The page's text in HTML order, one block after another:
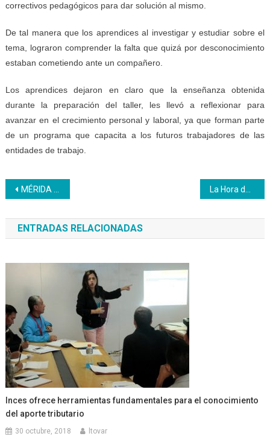
correctivos pedagógicos para dar solución al mismo.
De tal manera que los aprendices al investigar y estudiar sobre el
tema, lograron comprender la falta que quizá por desconocimiento
estaban cometiendo ante un compañero.
Los aprendices dejaron en claro que la enseñanza obtenida
durante la preparación del taller, les llevó a reflexionar para
avanzar en el crecimiento personal y laboral, ya que forman parte
de un programa que capacita a los futuros trabajadores de las
entidades de trabajo.
Navegación
de
entradas
MÉRIDA | Trabajadores del Inces Mérida reciben titularidad y ascensos de cargos
ENTRADAS RELACIONADAS
Inces ofrece herramientas fundamentales para el conocimiento
del aporte tributario
30 octubre, 2018 ltovar